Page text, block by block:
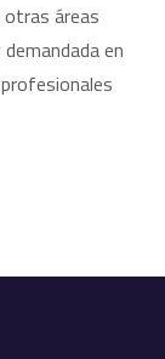
otras áreas
en